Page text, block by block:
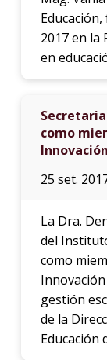
2017 en la
en
como
25 set.
La Dra.
del
como
gestión
de la
Educación